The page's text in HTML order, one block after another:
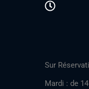
Sur
Mardi : de